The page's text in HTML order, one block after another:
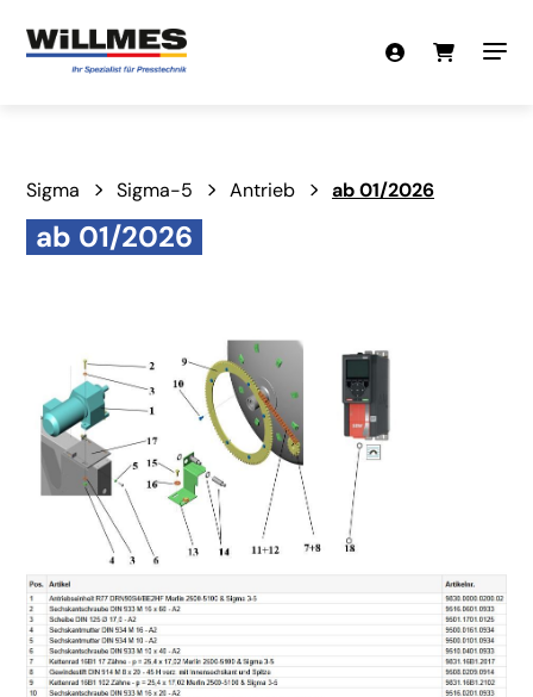
Sigma Sigma-5 Antrieb ab 01/2026
ab 01/2026